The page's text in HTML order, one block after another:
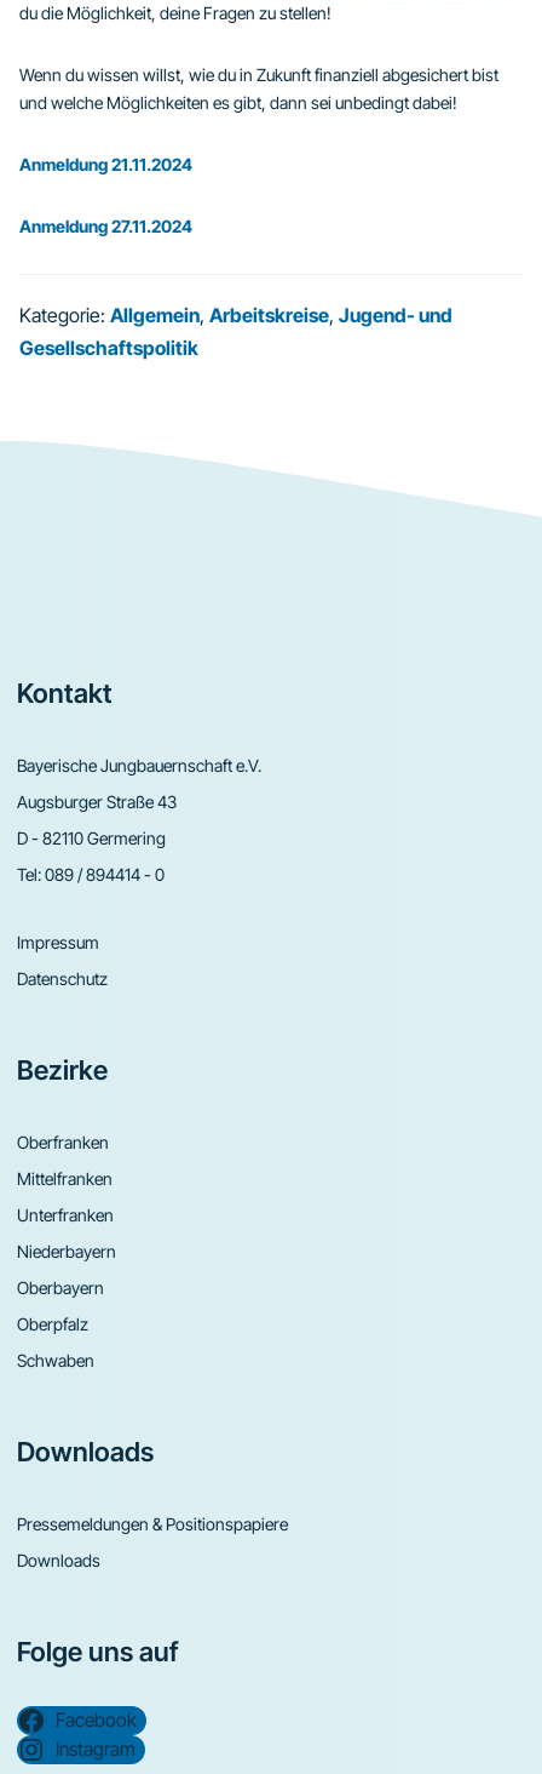
du die Möglichkeit, deine Fragen zu stellen!
Wenn du wissen willst, wie du in Zukunft finanziell abgesichert bist
und welche Möglichkeiten es gibt, dann sei unbedingt dabei!
Anmeldung 21.11.2024
Anmeldung 27.11.2024
Kategorie: Allgemein, Arbeitskreise, Jugend- und
Gesellschaftspolitik
Footer
Kontakt
Bayerische Jungbauernschaft e.V.
Augsburger Straße 43
D - 82110 Germering
Tel:089 / 894414 - 0
Impressum
Datenschutz
Bezirke
Oberfranken
Mittelfranken
Unterfranken
Niederbayern
Oberbayern
Oberpfalz
Schwaben
Downloads
Pressemeldungen & Positionspapiere
Downloads
Folge uns auf
Facebook
Instagram